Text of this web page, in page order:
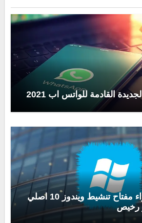
القادمة للواتس اب 2021
تجربتي في شراء مفتاح تنشيط ويندوز 10 اصلي
رخيص